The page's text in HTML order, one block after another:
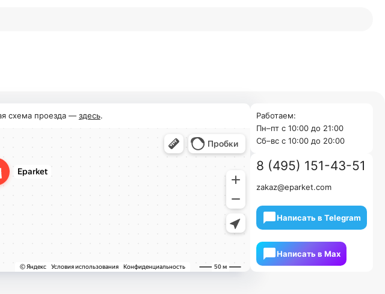
схема проезда — здесь.
Работаем:
Пн–пт с 10:00 до 21:00
Cб–вс с 10:00 до 20:00
8 (495) 151-43-51
zakaz@eparket.com
Написать в Telegram
Написать в Мах